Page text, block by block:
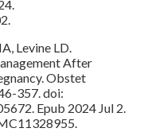
Levine LD.
After
Obstet
357. doi:
Epub 2024 Jul 2.